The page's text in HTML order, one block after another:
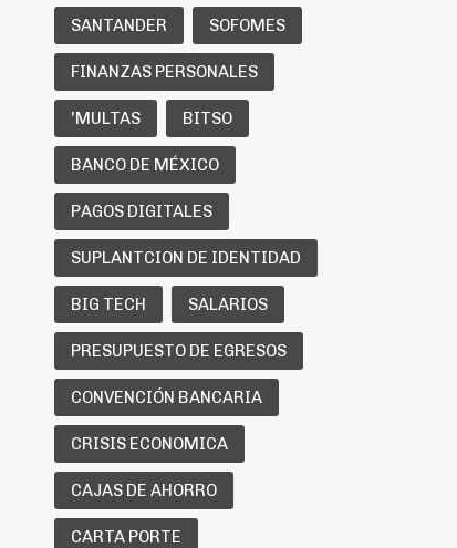
SANTANDER SOFOMES
FINANZAS PERSONALES
'MULTAS BITSO
BANCO DE MÉXICO
PAGOS DIGITALES
SUPLANTCION DE IDENTIDAD
BIG TECH SALARIOS
PRESUPUESTO DE EGRESOS
CONVENCIÓN BANCARIA
CRISIS ECONOMICA
CAJAS DE AHORRO
CARTA PORTE